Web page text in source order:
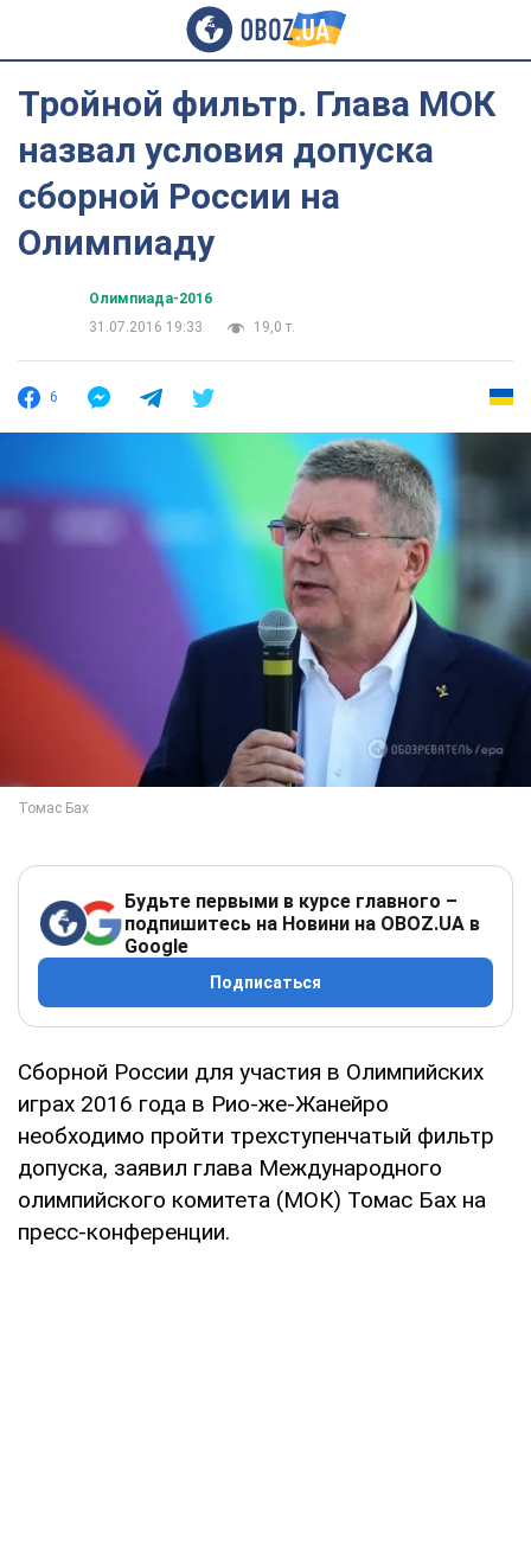
Тройной фильтр. Глава МОК
назвал условия допуска
сборной России на
Олимпиаду
Олимпиада-2016
31.07.2016 19:33
19,0 т.
6
Будьте первыми в курсе главного –
подпишитесь на Новини на OBOZ.UA в
Google
Подписаться
Сборной России для участия в Олимпийских
играх 2016 года в Рио-же-Жанейро
необходимо пройти трехступенчатый фильтр
допуска, заявил глава Международного
олимпийского комитета (МОК) Томас Бах на
пресс-конференции.